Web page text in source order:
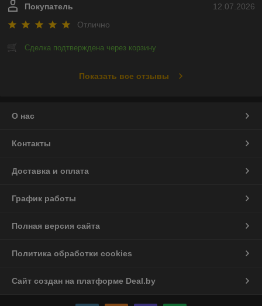
12.07.2026
Покупатель
Отлично
Сделка подтверждена через корзину
Показать все отзывы
О нас
Контакты
Доставка и оплата
График работы
Полная версия сайта
Политика обработки cookies
Сайт создан на платформе Deal.by